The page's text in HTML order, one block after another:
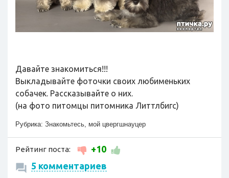
Давайте знакомиться!!!
Выкладывайте фоточки своих любименьких
собачек. Рассказывайте о них.
(на фото питомцы питомника Литтлбигс)
Рубрика: Знакомьтесь, мой цвергшнауцер
Рейтинг поста:
+10
5 комментариев